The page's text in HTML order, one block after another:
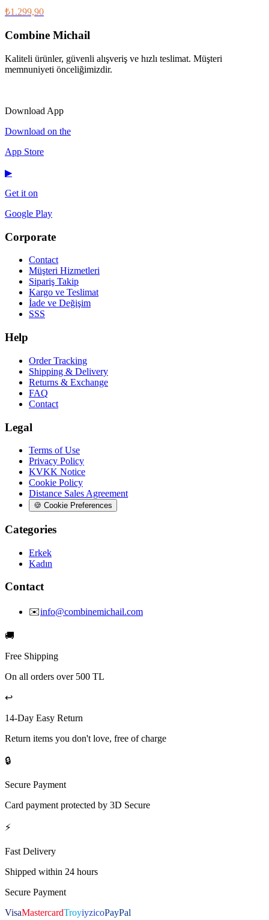
₺1.299,90
Combine Michail
Kaliteli ürünler, güvenli alışveriş ve hızlı teslimat. Müşteri
memnuniyeti önceliğimizdir.
Download App
Download on the
App Store
▶
Get it on
Google Play
Corporate
Contact
Müşteri Hizmetleri
Sipariş Takip
Kargo ve Teslimat
İade ve Değişim
SSS
Help
Order Tracking
Shipping & Delivery
Returns & Exchange
FAQ
Contact
Legal
Terms of Use
Privacy Policy
KVKK Notice
Cookie Policy
Distance Sales Agreement
🍪 Cookie Preferences
Categories
Erkek
Kadın
Contact
✉️info@combinemichail.com
🚚
Free Shipping
On all orders over 500 TL
↩️
14-Day Easy Return
Return items you don't love, free of charge
🔒
Secure Payment
Card payment protected by 3D Secure
⚡
Fast Delivery
Shipped within 24 hours
Secure Payment
VisaMastercardTroyiyzicoPayPal